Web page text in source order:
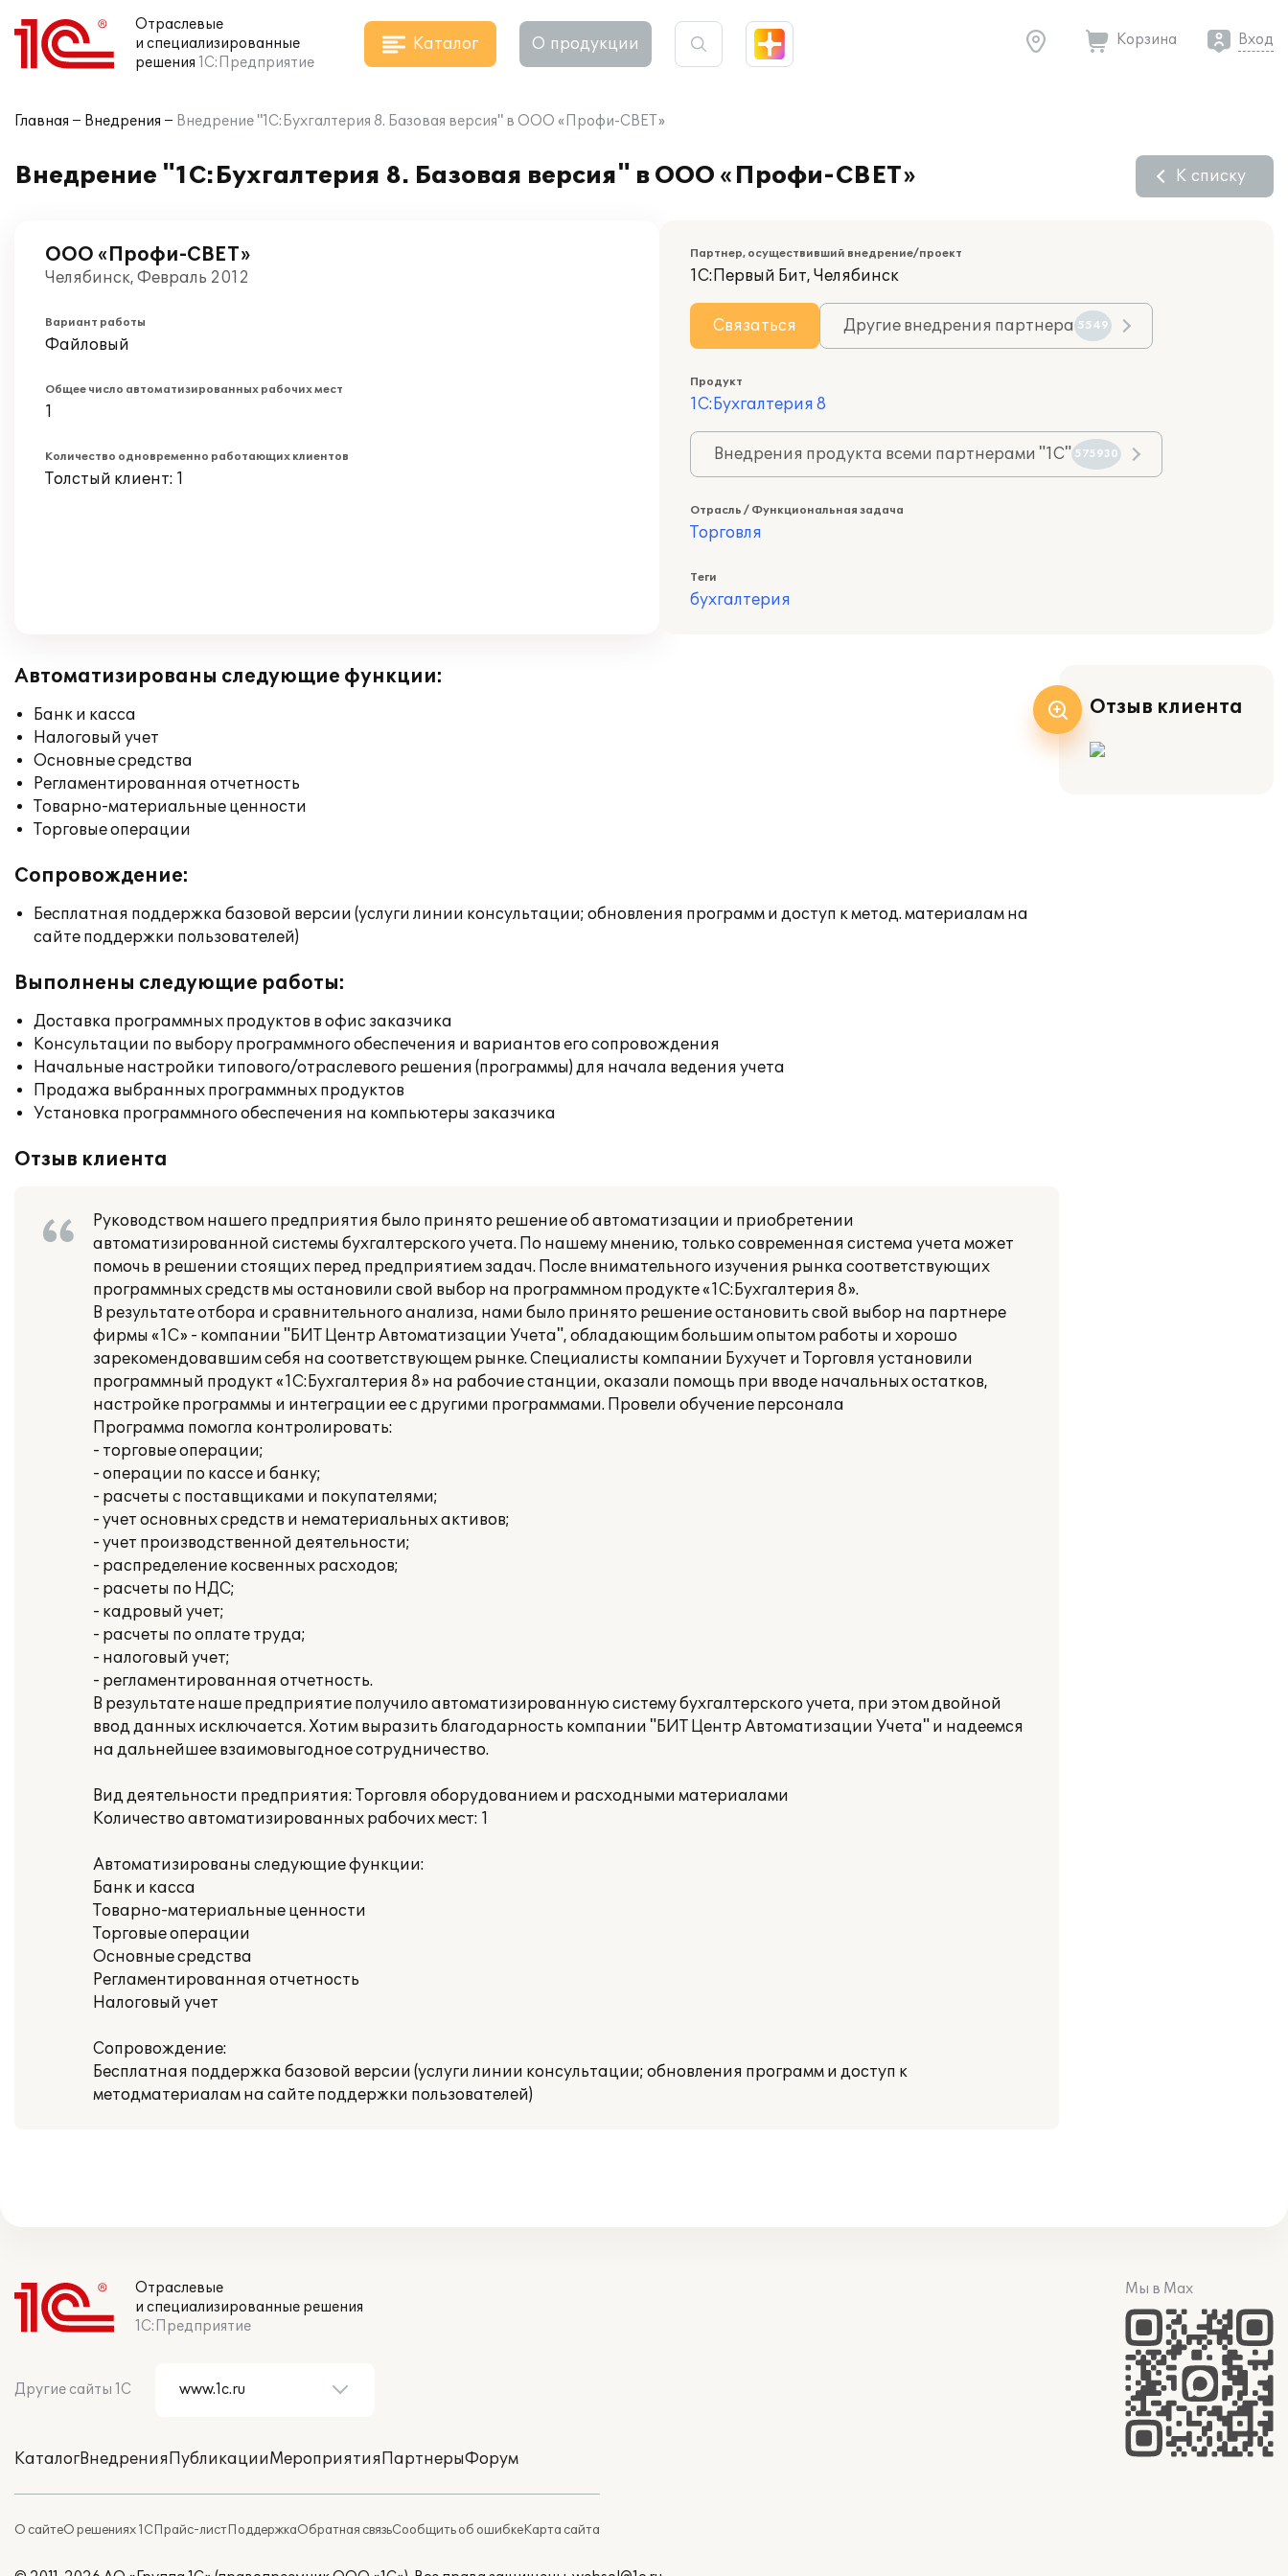
Отраслевые
и специализированные
решения 1С:Предприятие
Каталог О продукции Корзина Вход
Главная Внедрения Внедрение "1С:Бухгалтерия 8. Базовая версия" в ООО «Профи-СВЕТ»
Внедрение "1С:Бухгалтерия 8. Базовая версия" в ООО «Профи-СВЕТ» К списку
ООО «Профи-СВЕТ»
Челябинск, Февраль 2012
Вариант работы
Файловый
Общее число автоматизированных рабочих мест
1
Количество одновременно работающих клиентов
Толстый клиент: 1
Партнер, осуществивший внедрение/проект
1С:Первый Бит, Челябинск
Связаться Другие внедрения партнера 5549
Продукт
1С:Бухгалтерия 8
Внедрения продукта всеми партнерами "1С" 575930
Отрасль / Функциональная задача
Торговля
Теги
бухгалтерия
Автоматизированы следующие функции:
Банк и касса
Налоговый учет
Основные средства
Регламентированная отчетность
Товарно-материальные ценности
Торговые операции
Сопровождение:
Бесплатная поддержка базовой версии (услуги линии консультации; обновления программ и доступ к метод. материалам на
сайте поддержки пользователей)
Выполнены следующие работы:
Доставка программных продуктов в офис заказчика
Консультации по выбору программного обеспечения и вариантов его сопровождения
Начальные настройки типового/отраслевого решения (программы) для начала ведения учета
Продажа выбранных программных продуктов
Установка программного обеспечения на компьютеры заказчика
Отзыв клиента
Руководством нашего предприятия было принято решение об автоматизации и приобретении
автоматизированной системы бухгалтерского учета. По нашему мнению, только современная система учета может
помочь в решении стоящих перед предприятием задач. После внимательного изучения рынка соответствующих
программных средств мы остановили свой выбор на программном продукте «1С:Бухгалтерия 8».
В результате отбора и сравнительного анализа, нами было принято решение остановить свой выбор на партнере
фирмы «1С» - компании "БИТ Центр Автоматизации Учета", обладающим большим опытом работы и хорошо
зарекомендовавшим себя на соответствующем рынке. Специалисты компании Бухучет и Торговля установили
программный продукт «1С:Бухгалтерия 8» на рабочие станции, оказали помощь при вводе начальных остатков,
настройке программы и интеграции ее с другими программами. Провели обучение персонала
Программа помогла контролировать:
- торговые операции;
- операции по кассе и банку;
- расчеты с поставщиками и покупателями;
- учет основных средств и нематериальных активов;
- учет производственной деятельности;
- распределение косвенных расходов;
- расчеты по НДС;
- кадровый учет;
- расчеты по оплате труда;
- налоговый учет;
- регламентированная отчетность.
В результате наше предприятие получило автоматизированную систему бухгалтерского учета, при этом двойной
ввод данных исключается. Хотим выразить благодарность компании "БИТ Центр Автоматизации Учета" и надеемся
на дальнейшее взаимовыгодное сотрудничество.
Вид деятельности предприятия: Торговля оборудованием и расходными материалами
Количество автоматизированных рабочих мест: 1
Автоматизированы следующие функции:
Банк и касса
Товарно-материальные ценности
Торговые операции
Основные средства
Регламентированная отчетность
Налоговый учет
Сопровождение:
Бесплатная поддержка базовой версии (услуги линии консультации; обновления программ и доступ к
методматериалам на сайте поддержки пользователей)
Отзыв клиента
Отраслевые
и специализированные решения
1С:Предприятие
Другие сайты 1С
КаталогВнедренияПубликацииМероприятияПартнерыФорум
О сайтеО решениях 1СПрайс-листПоддержкаОбратная связьСообщить об ошибкеКарта сайта
Мы в Max